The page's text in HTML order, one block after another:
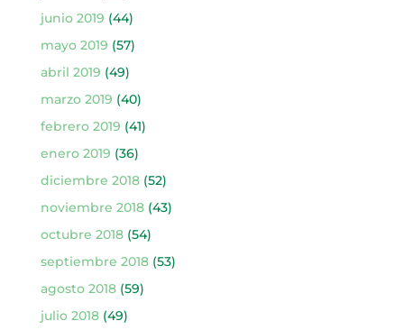
junio 2019 (44)
mayo 2019 (57)
abril 2019 (49)
marzo 2019 (40)
febrero 2019 (41)
enero 2019 (36)
diciembre 2018(52)
noviembre 2018(43)
octubre 2018(54)
septiembre 2018(53)
agosto 2018(59)
julio 2018(49)